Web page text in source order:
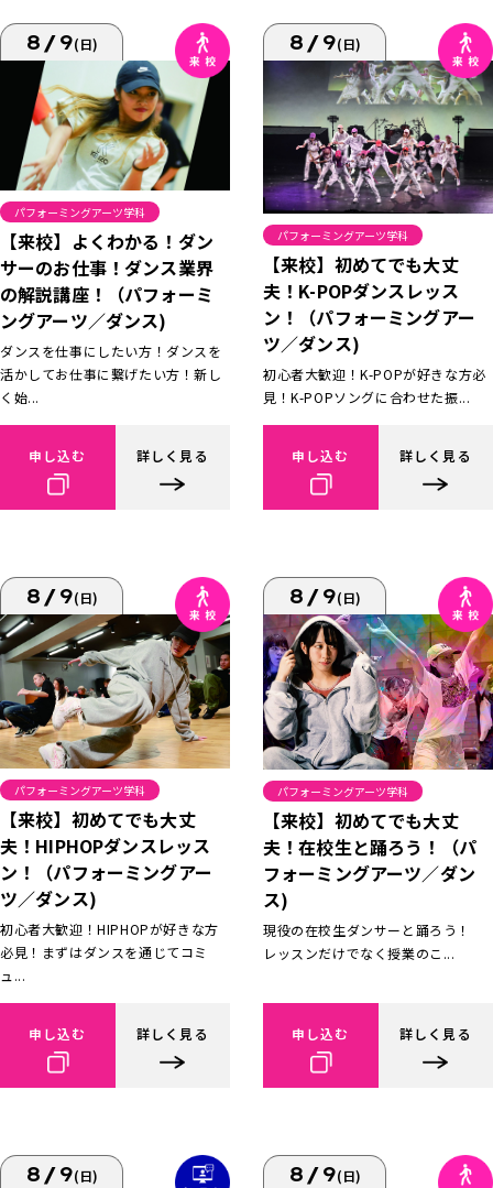
8/9(日)
パフォーミングアーツ学科
【来校】よくわかる！ダン
サーのお仕事！ダンス業界
の解説講座！（パフォーミ
ングアーツ／ダンス)
ダンスを仕事にしたい方！ダンスを
活かしてお仕事に繋げたい方！新し
く始...
申し込む 詳しく見る
8/9(日)
パフォーミングアーツ学科
【来校】初めてでも大丈
夫！K-POPダンスレッス
ン！（パフォーミングアー
ツ／ダンス)
初心者大歓迎！K-POPが好きな方必
見！K-POPソングに合わせた振...
申し込む 詳しく見る
8/9(日)
パフォーミングアーツ学科
【来校】初めてでも大丈
夫！HIPHOPダンスレッス
ン！（パフォーミングアー
ツ／ダンス)
初心者大歓迎！HIPHOPが好きな方
必見！まずはダンスを通じてコミ
ュ...
申し込む 詳しく見る
8/9(日)
パフォーミングアーツ学科
【来校】初めてでも大丈
夫！在校生と踊ろう！（パ
フォーミングアーツ／ダン
ス)
現役の在校生ダンサーと踊ろう！
レッスンだけでなく授業のこ...
申し込む 詳しく見る
8/9(日) 8/9(日)